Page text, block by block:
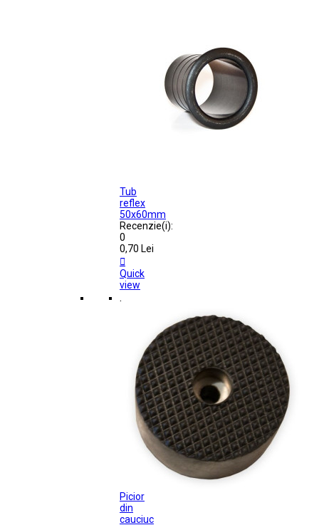
Tub
reflex
50x60mm
Recenzie(i):
0
0,70 Lei

Quick
view
.
Picior
din
cauciuc